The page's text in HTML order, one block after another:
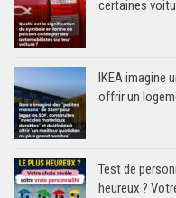
certaines
IKEA imagine
offrir un
Test de
heureux ?